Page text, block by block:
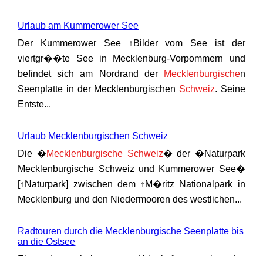
Urlaub am Kummerower See
Der Kummerower See ↑Bilder vom See ist der
viertgr��te See in Mecklenburg-Vorpommern und
befindet sich am Nordrand der
Mecklenburgischen
Seenplatte in der Mecklenburgischen Schweiz. Seine
Entste...
Urlaub Mecklenburgischen Schweiz
Die �Mecklenburgische Schweiz� der �Naturpark
Mecklenburgische Schweiz und Kummerower See�
[↑Naturpark] zwischen dem ↑M�ritz Nationalpark in
Mecklenburg und den Niedermooren des westlichen...
Radtouren durch die Mecklenburgische Seenplatte bis
an die Ostsee